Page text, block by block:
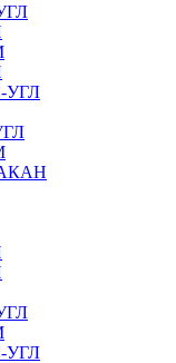
УГЛ
УГЛ